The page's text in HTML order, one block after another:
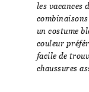
les vacances
un costume
couleur
facile de
chaussures